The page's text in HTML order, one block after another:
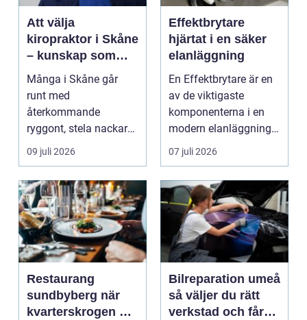
Att välja
kiropraktor i Skåne
– kunskap som
hjälper dig att ta
rätt beslut
Många i Skåne går
runt med
återkommande
ryggont, stela nackar
eller diffusa ...
09 juli 2026
Effektbrytare
hjärtat i en säker
elanläggning
En Effektbrytare är en
av de viktigaste
komponenterna i en
modern elanläggning.
Den skyddar
07 juli 2026
Restaurang
sundbyberg när
kvarterskrogen blir
Bilreparation umeå
så väljer du rätt
verkstad och får